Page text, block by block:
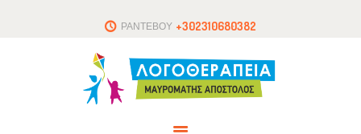
ΡΑΝΤΕΒΟΥ +302310680382
ΑΡΘΡΑ
ΕΠΙΚΟΙΝΩΝΙΑ